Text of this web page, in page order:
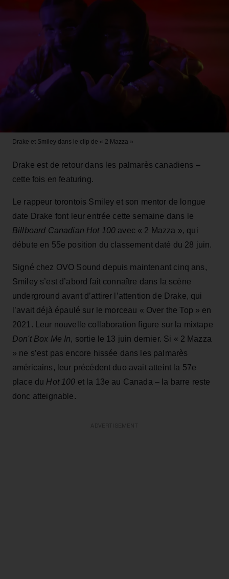
Drake et Smiley dans le clip de « 2 Mazza »
Drake est de retour dans les palmarès canadiens –
cette fois en featuring.
Le rappeur torontois Smiley et son mentor de longue
date Drake font leur entrée cette semaine dans le
Billboard Canadian Hot 100 avec « 2 Mazza », qui
débute en 55e position du classement daté du 28 juin.
Signé chez OVO Sound depuis maintenant cinq ans,
Smiley s’est d’abord fait connaître dans la scène
underground avant d’attirer l’attention de Drake, qui
l’avait déjà épaulé sur le morceau « Over the Top » en
2021. Leur nouvelle collaboration figure sur la mixtape
Don't Box Me In, sortie le 13 juin dernier. Si « 2 Mazza
» ne s’est pas encore hissée dans les palmarès
américains, leur précédent duo avait atteint la 57e
place du Hot 100 et la 13e au Canada – la barre reste
donc atteignable.